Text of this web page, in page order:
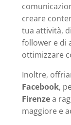
creare
tua attività,
follower e di
ottimizzare
Inoltre,
Facebook,
Firenzea
maggiore e